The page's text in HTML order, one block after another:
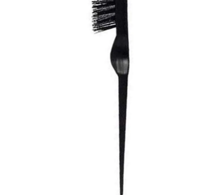
iniciar sesión con tu cuenta de Hogarmanía.